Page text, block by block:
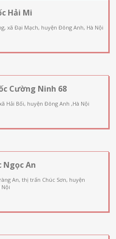
Hải Mi
xã Đại Mạch, huyện Đông Anh, Hà Nội
Cường Ninh 68
Hải Bối, huyện Đông Anh ,Hà Nội
Ngọc An
An, thị trấn Chúc Sơn, huyện
Nội